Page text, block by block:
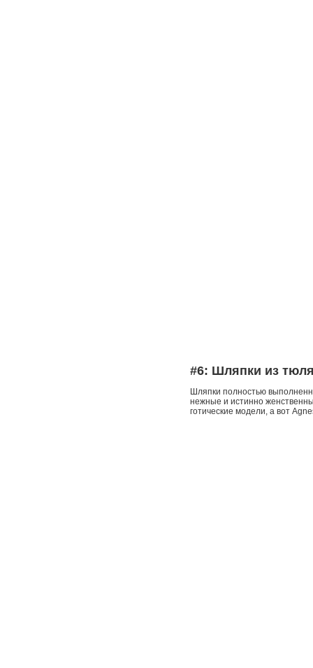
#6: Шляпки из
Шляпки полностью
нежные и истинно
готические модели, а вот